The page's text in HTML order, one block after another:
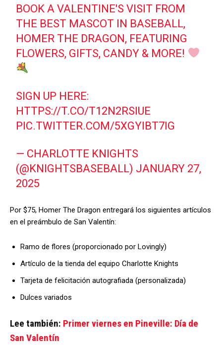
BOOK A VALENTINE'S VISIT FROM
THE BEST MASCOT IN BASEBALL,
HOMER THE DRAGON, FEATURING
FLOWERS, GIFTS, CANDY & MORE!
SIGN UP HERE:
HTTPS://T.CO/T12N2RSIUE
PIC.TWITTER.COM/5XGYIBT7IG
— CHARLOTTE KNIGHTS
(@KNIGHTSBASEBALL) JANUARY 27,
2025
Por $75, Homer The Dragon entregará los siguientes artículos
en el preámbulo de San Valentín:
Ramo de flores (proporcionado por Lovingly)
Artículo de la tienda del equipo Charlotte Knights
Tarjeta de felicitación autografiada (personalizada)
Dulces variados
Lee también: Primer viernes en Pineville: Día de
San Valentín